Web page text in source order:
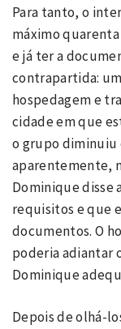
Para tanto, o
máximo
e já ter a
contrapartida:
hospedagem e
cidade em que
o grupo diminuiu
aparentemente,
Dominique disse
requisitos e que
documentos. O
poderia adiantar
Dominique
Depois de olhá-